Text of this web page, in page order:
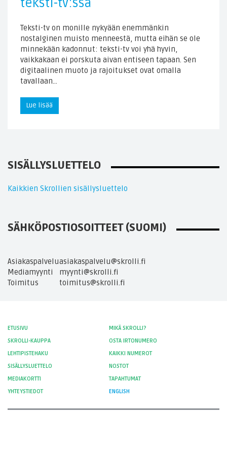
teksti-tv:ssä
Teksti-tv on monille nykyään enemmänkin
nostalginen muisto menneestä, mutta eihän se ole
minnekään kadonnut: teksti-tv voi yhä hyvin,
vaikkakaan ei porskuta aivan entiseen tapaan. Sen
digitaalinen muoto ja rajoitukset ovat omalla
tavallaan…
Lue lisää
SISÄLLYSLUETTELO
Kaikkien Skrollien sisällysluettelo
SÄHKÖPOSTIOSOITTEET (SUOMI)
Asiakaspalveluasiakaspalvelu@skrolli.fi
Mediamyynti
myynti@skrolli.fi
Toimitus
toimitus@skrolli.fi
ETUSIVU
MIKÄ SKROLLI?
SKROLLI-KAUPPA
OSTA IRTONUMERO
LEHTIPISTEHAKU
KAIKKI NUMEROT
SISÄLLYSLUETTELO
NOSTOT
MEDIAKORTTI
TAPAHTUMAT
YHTEYSTIEDOT
ENGLISH